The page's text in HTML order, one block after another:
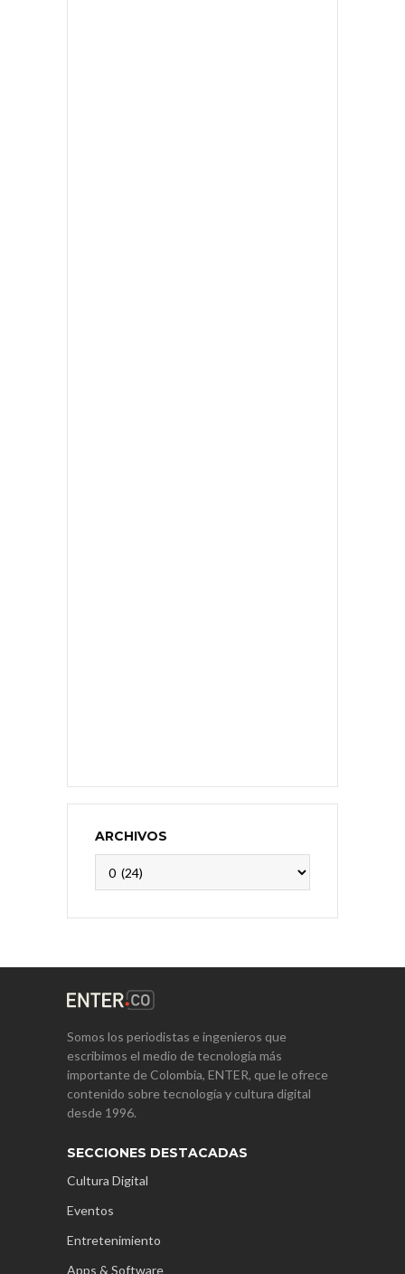
ARCHIVOS
Somos los periodistas e ingenieros que
escribimos el medio de tecnología más
importante de Colombia, ENTER, que le ofrece
contenido sobre tecnología y cultura digital
desde 1996.
SECCIONES DESTACADAS
Cultura Digital
Eventos
Entretenimiento
Apps & Software